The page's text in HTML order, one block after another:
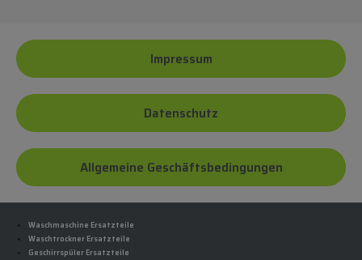
Impressum
Datenschutz
Allgemeine Geschäftsbedingungen
Waschmaschine Ersatzteile
Waschtrockner Ersatzteile
Geschirrspüler Ersatzteile